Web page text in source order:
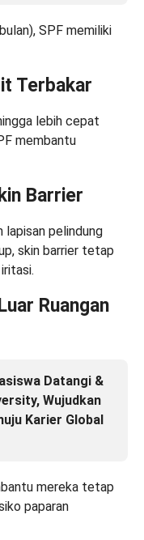
SPF memiliki
Terbakar
lebih cepat
membantu
Barrier
lapisan pelindung
skin barrier tetap
Ruangan
Datangi &
Wujudkan
Karier Global
mereka tetap
paparan